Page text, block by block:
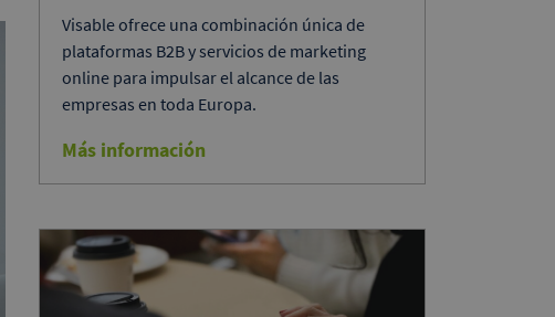
Visable ofrece una combinación única de
plataformas B2B y servicios de marketing
online para impulsar el alcance de las
empresas en toda Europa.
Más información